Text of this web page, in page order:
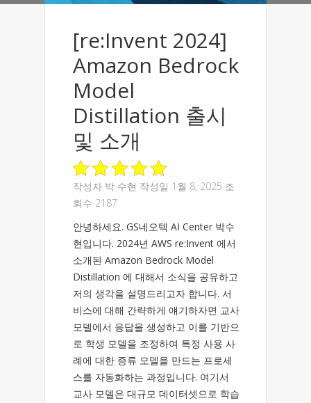
[re:Invent 2024]
Amazon Bedrock
Model
Distillation 출시
및 소개
작성자 박 수현 작성일 1월 8, 2025 조
회수 2187
안녕하세요. GS네오텍 AI Center 박수
현입니다. 2024년 AWS re:Invent 에서
소개된 Amazon Bedrock Model
Distillation 에 대해서 소식을 공유하고
저의 생각을 설명드리고자 합니다. 서
비스에 대해 간략하게 얘기하자면 교사
모델에서 응답을 생성하고 이를 기반으
로 학생 모델을 조정하여 특정 사용 사
례에 대한 증류 모델을 만드는 프로세
스를 자동화하는 과정입니다. 여기서
교사 모델은 대규모 데이터셋으로 학습